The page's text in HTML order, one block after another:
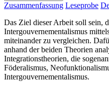
Zusammenfassung Leseprobe
Das Ziel dieser Arbeit soll sein,
Intergouvernementalismus
miteinander zu vergleichen.
anhand der beiden Theorien
Integrationstheorien, die
Föderalismus,
Intergouvernementalismus.